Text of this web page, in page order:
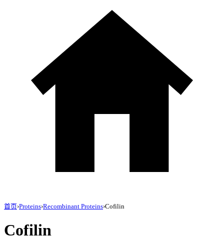
首页›Proteins›Recombinant Proteins›Cofilin
Cofilin